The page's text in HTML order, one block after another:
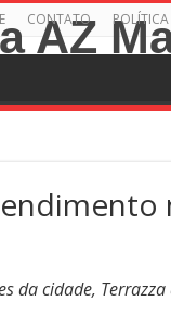
CONTATO
da cidade,